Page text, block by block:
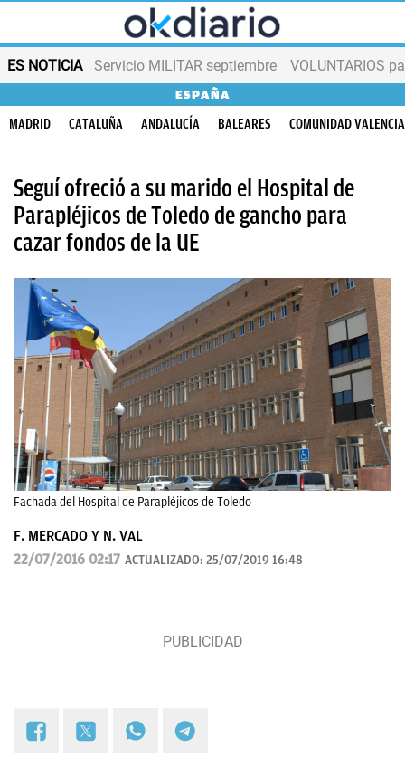
ES NOTICIA Servicio MILITAR septiembre VOLUNTARIOS
ESPAÑA
MADRID CATALUÑA ANDALUCÍA BALEARES COMUNIDAD
Seguí ofreció a su marido el Hospital de
Parapléjicos de Toledo de gancho para
cazar fondos de la UE
Fachada del Hospital de Parapléjicos de Toledo
F. MERCADO Y N. VAL
22/07/2016 02:17 ACTUALIZADO: 25/07/2019 16:48